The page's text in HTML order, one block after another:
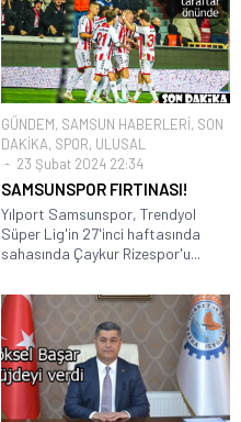
GÜNDEM, SAMSUN HABERLERİ, SON
DAKİKA, SPOR, ULUSAL
23 Şubat 2024 22:34
SAMSUNSPOR FIRTINASI!
Yılport Samsunspor, Trendyol
Süper Lig'in 27'inci haftasında
sahasında Çaykur Rizespor'u...